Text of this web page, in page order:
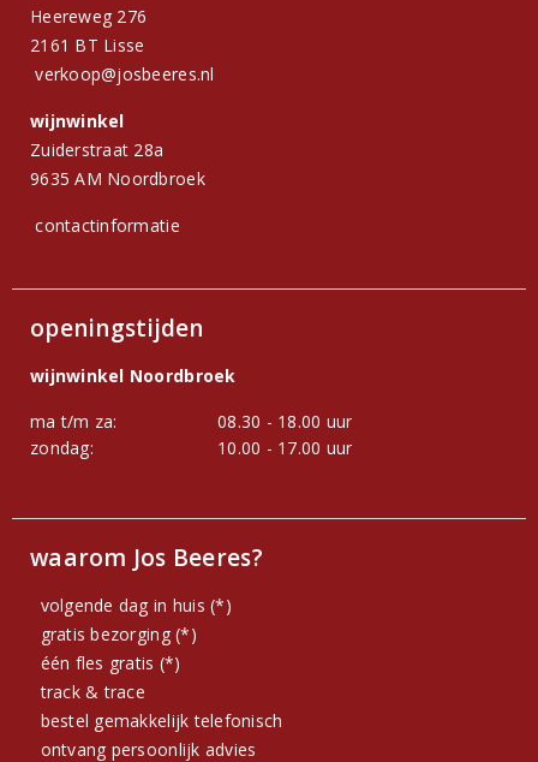
Heereweg 276
2161 BT Lisse
verkoop@josbeeres.nl
wijnwinkel
Zuiderstraat 28a
9635 AM Noordbroek
contactinformatie
openingstijden
wijnwinkel Noordbroek
ma t/m za:
08.30 - 18.00 uur
zondag:
10.00 - 17.00 uur
waarom Jos Beeres?
volgende dag in huis (*)
gratis bezorging (*)
één fles gratis (*)
track & trace
bestel gemakkelijk telefonisch
ontvang persoonlijk advies